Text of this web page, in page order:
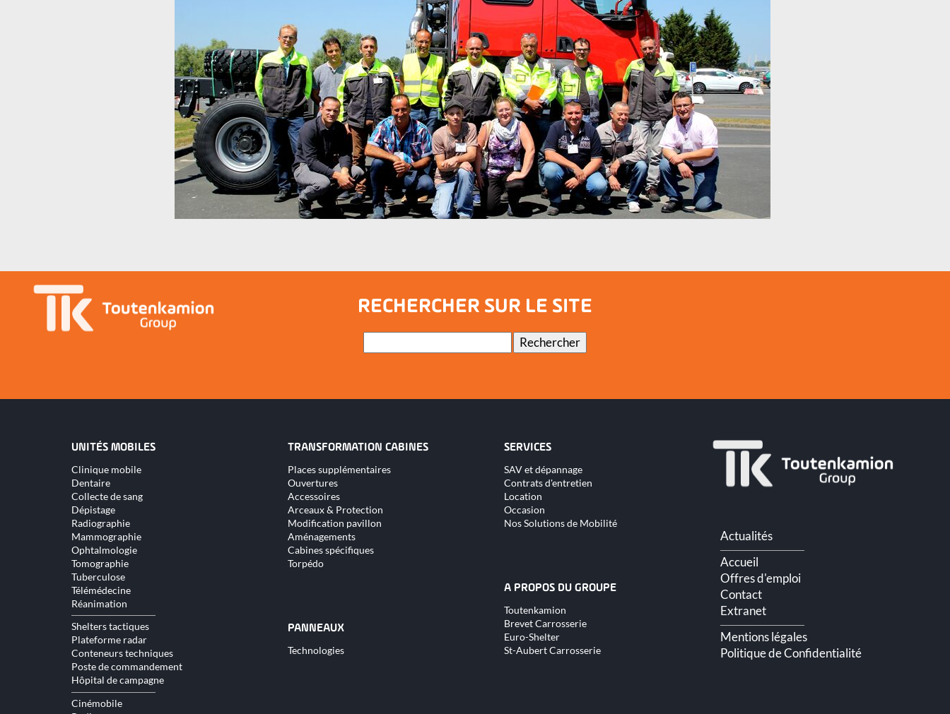
RECHERCHER SUR LE SITE
Mots-
Rechercher
UNITÉS MOBILES
Aller
au
contenu
Clinique mobile
Dentaire
Collecte de sang
Dépistage
Radiographie
Mammographie
Ophtalmologie
Tomographie
Tuberculose
Télémédecine
Réanimation
Shelters tactiques
Plateforme radar
Conteneurs techniques
Poste de commandement
Hôpital de campagne
Cinémobile
TRANSFORMATION CABINES
Aller
au
contenu
Places supplémentaires
Ouvertures
Accessoires
Arceaux & Protection
Modification pavillon
Aménagements
Cabines spécifiques
Torpédo
PANNEAUX
Aller
au
Technologies
SERVICES
Aller
au
contenu
SAV et dépannage
Contrats d'entretien
Location
Occasion
Nos Solutions de Mobilité
A PROPOS DU GROUPE
Aller
au
contenu
Toutenkamion
Brevet Carrosserie
Euro-Shelter
St-Aubert Carrosserie
Aller
au
contenu
Actualités
Accueil
Offres d'emploi
Contact
Extranet
Mentions légales
Politique de Confidentialité